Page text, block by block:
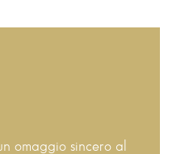
omaggio sincero al